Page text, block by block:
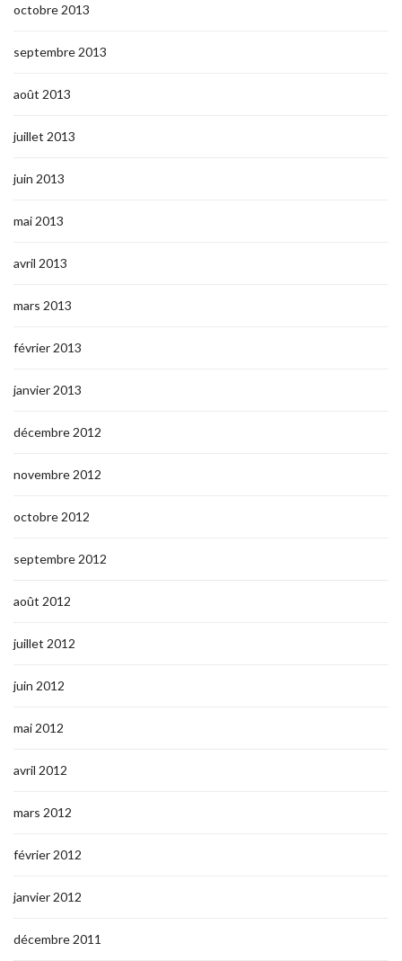
octobre 2013
septembre 2013
août 2013
juillet 2013
juin 2013
mai 2013
avril 2013
mars 2013
février 2013
janvier 2013
décembre 2012
novembre 2012
octobre 2012
septembre 2012
août 2012
juillet 2012
juin 2012
mai 2012
avril 2012
mars 2012
février 2012
janvier 2012
décembre 2011